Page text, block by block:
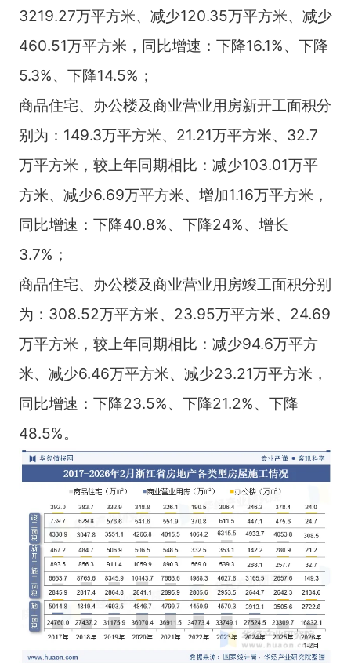
3219.27万平方米、减少120.35万平方米、减少
460.51万平方米，同比增速：下降16.1%、下降
5.3%、下降14.5%；
商品住宅、办公楼及商业营业用房新开工面积分
别为：149.3万平方米、21.21万平方米、32.7
万平方米，较上年同期相比：减少103.01万平
方米、减少6.69万平方米、增加1.16万平方米，
同比增速：下降40.8%、下降24%、增长
3.7%；
商品住宅、办公楼及商业营业用房竣工面积分别
为：308.52万平方米、23.95万平方米、24.69
万平方米，较上年同期相比：减少94.6万平方
米、减少6.46万平方米、减少23.21万平方米，
同比增速：下降23.5%、下降21.2%、下降
48.5%。